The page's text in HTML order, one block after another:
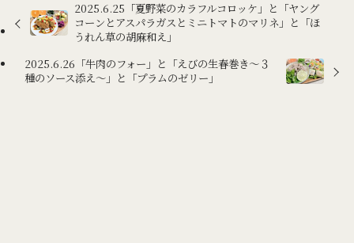
2025.6.25「夏野菜のカラフルコロッケ」と「ヤング
コーンとアスパラガスとミニトマトのマリネ」と「ほ
うれん草の胡麻和え」
2025.6.26「牛肉のフォー」と「えびの生春巻き～３
種のソース添え～」と「プラムのゼリー」